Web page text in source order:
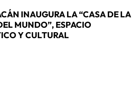
INAUGURA LA “CASA DE LA
MUNDO”, ESPACIO
Y CULTURAL